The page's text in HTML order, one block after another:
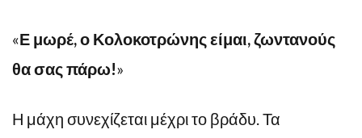
«Ε μωρέ, ο Κολοκοτρώνης είμαι, ζωντανούς
θα σας πάρω!»
Η μάχη συνεχίζεται μέχρι το βράδυ. Τα